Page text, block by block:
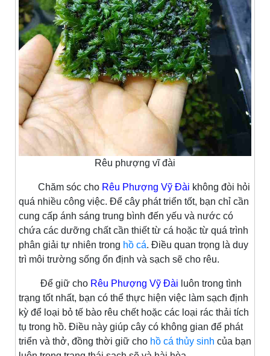
Rêu phượng vĩ đài
Chăm sóc cho Rêu Phượng Vỹ Đài không đòi hỏi
quá nhiều công việc. Để cây phát triển tốt, bạn chỉ cần
cung cấp ánh sáng trung bình đến yếu và nước có
chứa các dưỡng chất cần thiết từ cá hoặc từ quá trình
phân giải tự nhiên trong hồ cá. Điều quan trọng là duy
trì môi trường sống ổn định và sạch sẽ cho rêu.
Để giữ cho Rêu Phượng Vỹ Đài luôn trong tình
trạng tốt nhất, bạn có thể thực hiện việc làm sạch định
kỳ để loại bỏ tế bào rêu chết hoặc các loại rác thải tích
tụ trong hồ. Điều này giúp cây có không gian để phát
triển và thở, đồng thời giữ cho hồ cá thủy sinh của bạn